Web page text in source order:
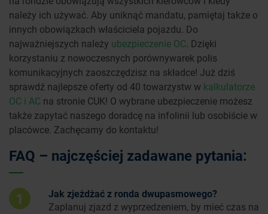
należy ich używać. Aby uniknąć mandatu, pamiętaj także o
innych obowiązkach właściciela pojazdu. Do
najważniejszych należy ubezpieczenie OC. Dzięki
korzystaniu z nowoczesnych porównywarek polis
komunikacyjnych zaoszczędzisz na składce! Już dziś
sprawdź najlepsze oferty od 40 towarzystw w kalkulatorze
OC i AC na stronie CUK! O wybrane ubezpieczenie możesz
także zapytać naszego doradcę na infolinii lub osobiście w
placówce. Zachęcamy do kontaktu!
FAQ – najczęściej zadawane pytania:
1
Jak zjeżdżać z ronda dwupasmowego?
Zaplanuj zjazd z wyprzedzeniem, by mieć czas na